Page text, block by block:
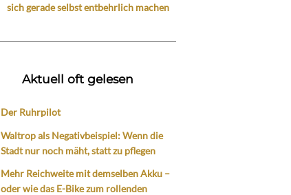
sich gerade selbst entbehrlich machen
Aktuell oft gelesen
Der Ruhrpilot
Waltrop als Negativbeispiel: Wenn die
Stadt nur noch mäht, statt zu pflegen
Mehr Reichweite mit demselben Akku –
oder wie das E-Bike zum rollenden